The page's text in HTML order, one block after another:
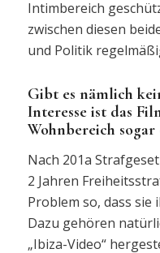
Intimbereich
zwischen diesen
und Politik
Gibt es nämlich
Interesse ist das
Wohnbereich
Nach 201a
2 Jahren
Problem so, dass sie
Dazu gehören
„Ibiza-Video“